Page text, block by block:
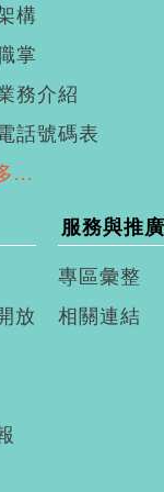
構
掌
務介紹
話號碼表
...
放
服務與推廣
專區彙整
相關連結